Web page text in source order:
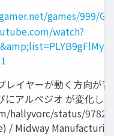
games/999/
watch?
レイヤーが動く⽅向が
にアルペジオ が変化し
status/9782
/ Midway